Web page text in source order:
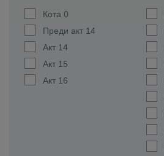
Кота 0
Преди акт 14
Акт 14
Акт 15
Акт 16